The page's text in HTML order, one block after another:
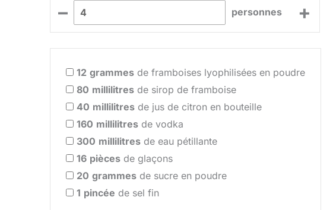
– personnes +
12 grammes de framboises lyophilisées en poudre
80 millilitres de sirop de framboise
40 millilitres de jus de citron en bouteille
160 millilitres de vodka
300 millilitres de eau pétillante
16 pièces de glaçons
20 grammes de sucre en poudre
1 pincée de sel fin